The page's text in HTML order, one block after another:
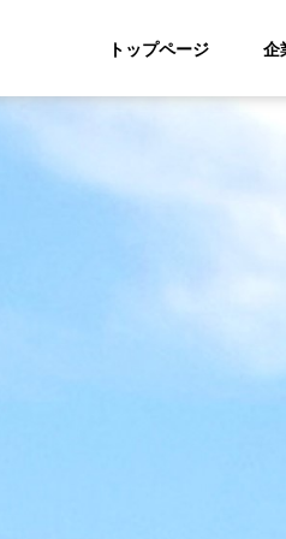
トップページ 企